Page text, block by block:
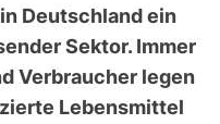
m
e
Deutschland ein
Sektor. Immer
Verbraucher legen
Lebensmittel